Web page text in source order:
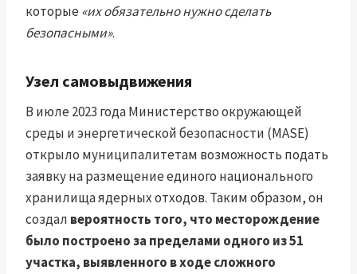
которые «их обязательно нужно сделать
безопасными».
Узел самовыдвижения
В июле 2023 года Министерство окружающей
среды и энергетической безопасности (MASE)
открыло муниципалитетам возможность подать
заявку на размещение единого национального
хранилища ядерных отходов. Таким образом, он
создал вероятность того, что месторождение
было построено за пределами одного из 51
участка, выявленного в ходе сложного